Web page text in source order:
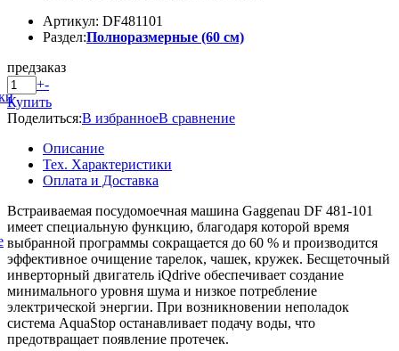
Артикул: DF481101
Раздел:Полноразмерные (60 см)
предзаказ
+-
Купить
Поделиться:В избранноеВ сравнение
Описание
Тех. Характеристики
Оплата и Доставка
Встраиваемая посудомоечная машина Gaggenau DF 481-101
имеет специальную функцию, благодаря которой время
выбранной программы сокращается до 60 % и производится
эффективное очищение тарелок, чашек, кружек. Бесщеточный
инверторный двигатель iQdrive обеспечивает создание
минимального уровня шума и низкое потребление
электрической энергии. При возникновении неполадок
система AquaStop останавливает подачу воды, что
предотвращает появление протечек.